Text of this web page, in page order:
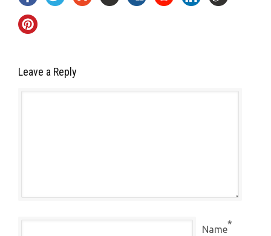
Leave a Reply
Name*